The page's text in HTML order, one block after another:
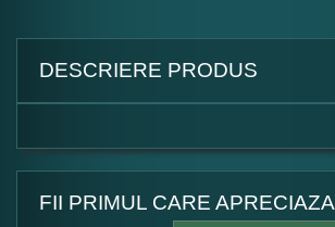
DESCRIERE PRODUS
FII PRIMUL CARE APRECIAZA